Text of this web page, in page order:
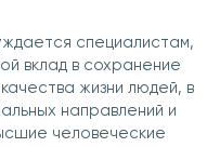
специалистам,
вклад в сохранение
жизни людей, в
направлений и
человеческие